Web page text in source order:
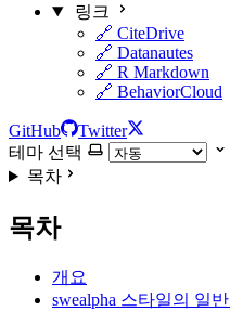
링크
🔗 CiteDrive
🔗 Datanautes
🔗 R Markdown
🔗 BehaviorCloud
GitHub
Twitter
테마 선택
목차
목차
개요
swealpha 스타일의 일